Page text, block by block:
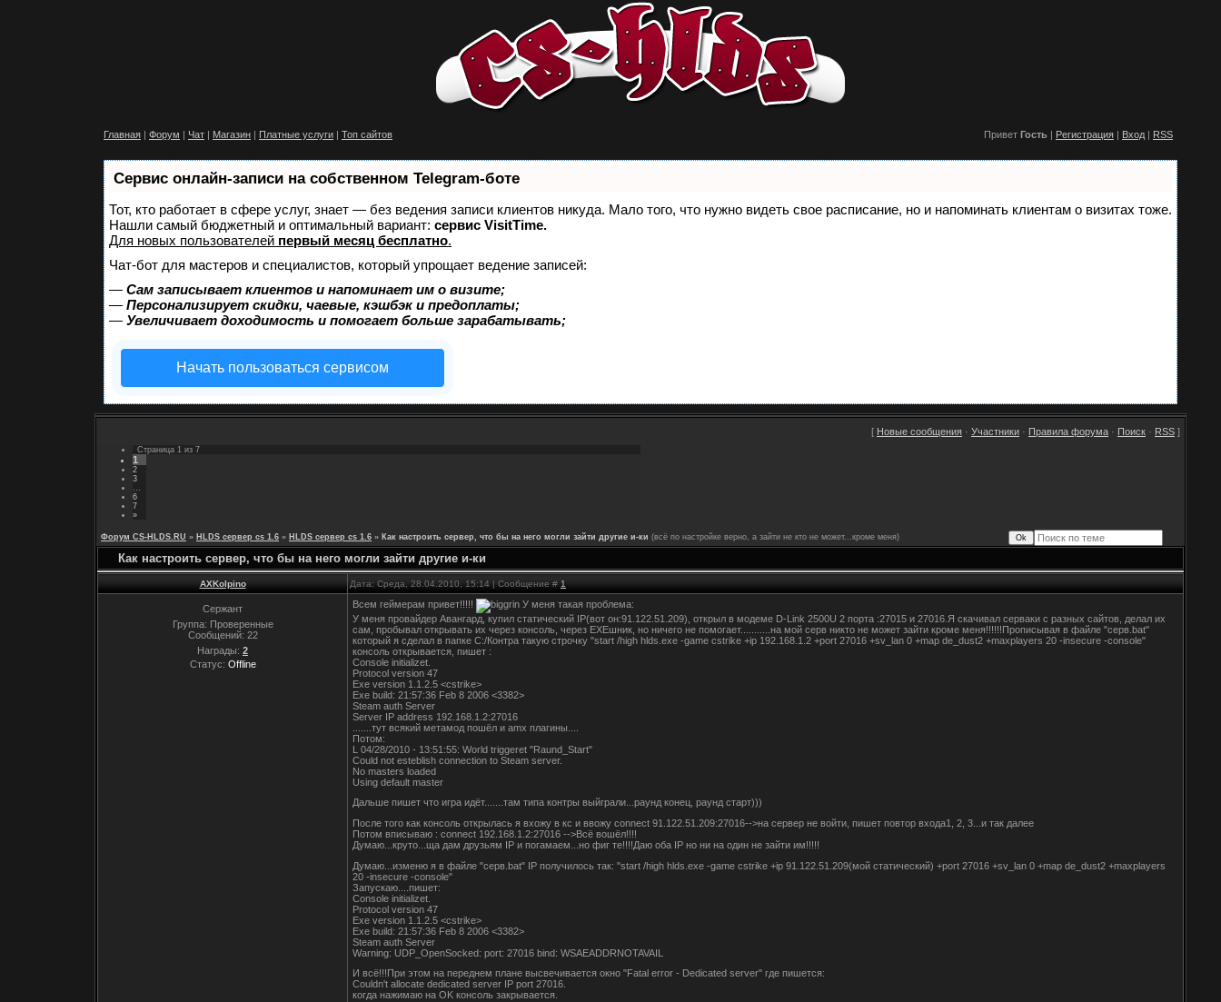
Главная | Форум | Чат | Магазин | Платные услуги | Топ сайтов Привет Гость | Регистрация | Вход | RSS
Сервис онлайн-записи на собственном Telegram-боте
Тот, кто работает в сфере услуг, знает — без ведения записи клиентов никуда. Мало того, что нужно видеть свое расписание, но и напоминать клиентам о визитах тоже.
Нашли самый бюджетный и оптимальный вариант: сервис VisitTime.
Для новых пользователей первый месяц бесплатно.
Чат-бот для мастеров и специалистов, который упрощает ведение записей:
— Сам записывает клиентов и напоминает им о визите;
— Персонализирует скидки, чаевые, кэшбэк и предоплаты;
— Увеличивает доходимость и помогает больше зарабатывать;
Начать пользоваться сервисом
[ Новые сообщения · Участники · Правила форума · Поиск · RSS ]
Страница 1 из 7
1
2
3
6
7
»
Форум CS-HLDS.RU » HLDS сервер cs 1.6 » HLDS сервер cs 1.6 » Как настроить сервер, что бы на него могли зайти другие и-ки (всё по настройке верно, а зайти не кто не может...кроме меня)
Как настроить сервер, что бы на него могли зайти другие и-ки
AXKolpino Дата: Среда, 28.04.2010, 15:14 | Сообщение # 1
Сержант
Группа: Проверенные
Сообщений: 22
Награды: 2
Статус: Offline
Всем геймерам привет!!!!!
У меня такая проблема:
У меня провайдер Авангард, купил статический IP(вот он:91.122.51.209), открыл в модеме D-Link 2500U 2 порта :27015 и 27016.Я скачивал серваки с разных сайтов, делал их
сам, пробывал открывать их через консоль, через EXEшник, но ничего не помогает...........на мой серв никто не может зайти кроме меня!!!!!!Прописывая в файле "серв.bat"
который я сделал в папке C:/Контра такую строчку "start /high hlds.exe -game cstrike +ip 192.168.1.2 +port 27016 +sv_lan 0 +map de_dust2 +maxplayers 20 -insecure -console"
консоль открывается, пишет :
Console initializet.
Protocol version 47
Exe version 1.1.2.5 <cstrike>
Exe build: 21:57:36 Feb 8 2006 <3382>
Steam auth Server
Server IP address 192.168.1.2:27016
.......тут всякий метамод пошёл и amx плагины....
Потом:
L 04/28/2010 - 13:51:55: World triggeret "Raund_Start"
Could not esteblish connection to Steam server.
No masters loaded
Using default master
Дальше пишет что игра идёт.......там типа контры выйграли...раунд конец, раунд старт)))
После того как консоль открылась я вхожу в кс и ввожу connect 91.122.51.209:27016-->на сервер не войти, пишет повтор входа1, 2, 3...и так далее
Потом вписываю : connect 192.168.1.2:27016 -->Всё вошёл!!!!
Думаю...круто...ща дам друзьям IP и погамаем...но фиг те!!!!Даю оба IP но ни на один не зайти им!!!!!
Думаю...изменю я в файле "серв.bat" IP получилось так: "start /high hlds.exe -game cstrike +ip 91.122.51.209(мой статический) +port 27016 +sv_lan 0 +map de_dust2 +maxplayers
20 -insecure -console"
Запускаю....пишет:
Console initializet.
Protocol version 47
Exe version 1.1.2.5 <cstrike>
Exe build: 21:57:36 Feb 8 2006 <3382>
Steam auth Server
Warning: UDP_OpenSocked: port: 27016 bind: WSAEADDRNOTAVAIL
И всё!!!При этом на переднем плане высвечивается окно "Fatal error - Dedicated server" где пишется:
Couldn't allocate dedicated server IP port 27016.
когда нажимаю на OK консоль закрывается.